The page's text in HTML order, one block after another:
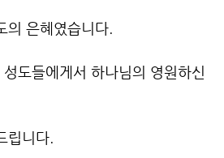
의 은혜였습니다.
도들에게서 하나님의 영원하신
립니다.